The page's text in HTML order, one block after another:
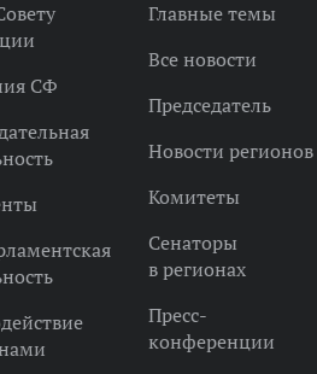
СФ
Главные темы
Все новости
Председатель
Новости регионов
Комитеты
Сенаторы
в регионах
Пресс-
конференции